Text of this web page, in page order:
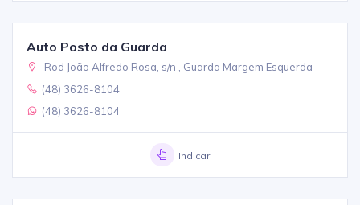
Auto Posto da Guarda
Rod João Alfredo Rosa, s/n , Guarda Margem Esquerda
(48) 3626-8104
(48) 3626-8104
Indicar